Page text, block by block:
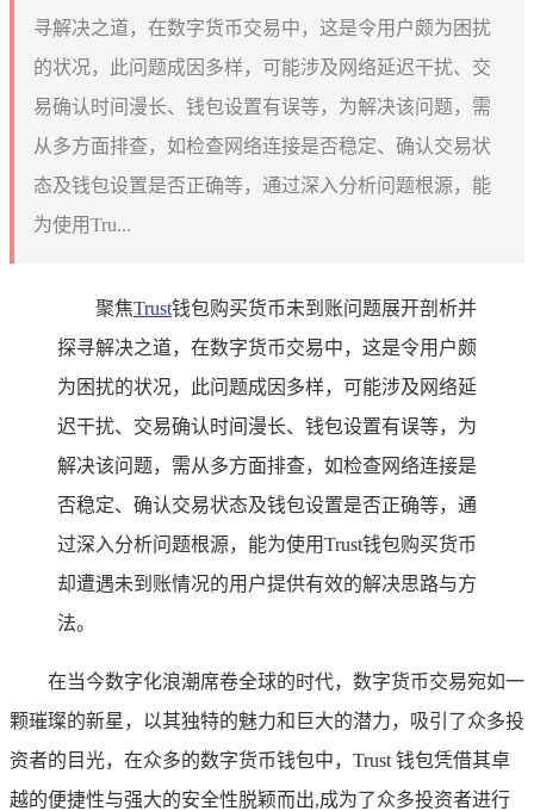
寻解决之道，在数字货币交易中，这是令用户颇为困扰
的状况，此问题成因多样，可能涉及网络延迟干扰、交
易确认时间漫长、钱包设置有误等，为解决该问题，需
从多方面排查，如检查网络连接是否稳定、确认交易状
态及钱包设置是否正确等，通过深入分析问题根源，能
为使用Tru...
聚焦Trust钱包购买货币未到账问题展开剖析并
探寻解决之道，在数字货币交易中，这是令用户颇
为困扰的状况，此问题成因多样，可能涉及网络延
迟干扰、交易确认时间漫长、钱包设置有误等，为
解决该问题，需从多方面排查，如检查网络连接是
否稳定、确认交易状态及钱包设置是否正确等，通
过深入分析问题根源，能为使用Trust钱包购买货币
却遭遇未到账情况的用户提供有效的解决思路与方
法。
在当今数字化浪潮席卷全球的时代，数字货币交易宛如一
颗璀璨的新星，以其独特的魅力和巨大的潜力，吸引了众多投
资者的目光，在众多的数字货币钱包中，Trust 钱包凭借其卓
越的便捷性与强大的安全性脱颖而出,成为了众多投资者进行